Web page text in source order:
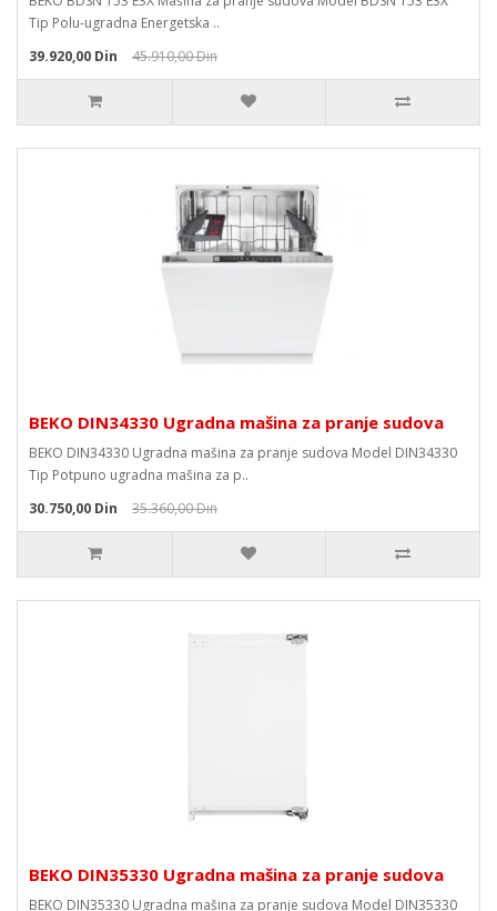
Tip Polu-ugradna Energetska ..
39.920,00 Din
45.910,00 Din
BEKO DIN34330 Ugradna mašina za pranje sudova
BEKO DIN34330 Ugradna mašina za pranje sudova Model DIN34330
Tip Potpuno ugradna mašina za p..
30.750,00 Din
35.360,00 Din
BEKO DIN35330 Ugradna mašina za pranje sudova
BEKO DIN35330 Ugradna mašina za pranje sudova Model DIN35330